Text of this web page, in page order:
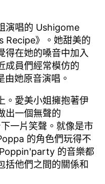
演唱的 Ushigome
Recipe》。她甜美的
得在她的嗓音中加入
成員們經常模仿的
她原音演唱。
。愛美小姐擁抱著伊
出一個無聲的
一片笑聲。就像是市
的角色們玩得不
的音樂都
括他們之間的關係和